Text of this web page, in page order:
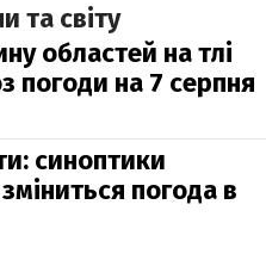
та світу
областей на тлі
погоди на 7 серпня
синоптики
погода в